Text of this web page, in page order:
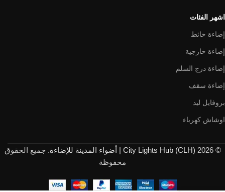
اشهر الفئات
إضاءة حائط
إضاءة خارجية
إضاءة درج السلم
إضاءة سقف
بروفايل ليد
اوشاش كهرباء
© 2026 City Lights Hub (CLH) | أضواء المدينة للإضاءة
. جميع الحقوق
محفوظة